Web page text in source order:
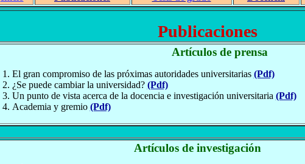
Publicaciones
Artículos de prensa
El gran compromiso de las próximas autoridades universitarias (Pdf)
¿Se puede cambiar la universidad? (Pdf)
Un punto de vista acerca de la docencia e investigación universitaria (Pdf)
Academia y gremio (Pdf)
Artículos de investigación